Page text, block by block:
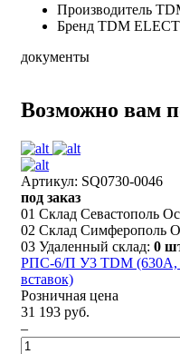
Производитель
Бренд TDM
документы
Возможно вам
Артикул: SQ0730-0046
под заказ
01 Склад Севастополь
02 Склад Симферополь
03 Удаленный склад: 0
РПС-6/П У3 TDM (630А,
вставок)
Розничная цена
31 193 руб.
–